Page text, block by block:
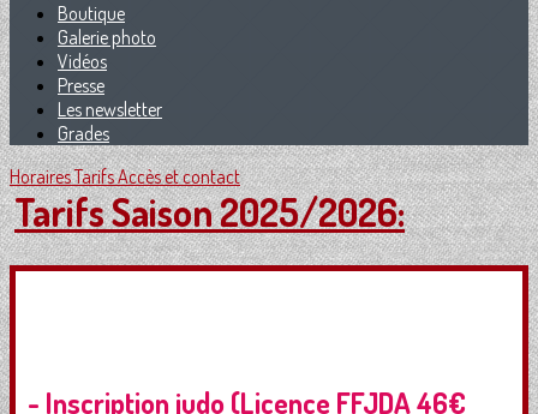
Boutique
Galerie photo
Vidéos
Presse
Les newsletter
Grades
HorairesTarifsAccès et contact
Tarifs Saison 2025/2026:
- Inscription judo (Licence FFJDA 46€